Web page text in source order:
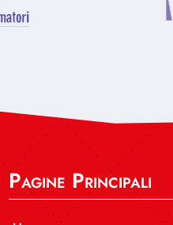
Pagine Principali